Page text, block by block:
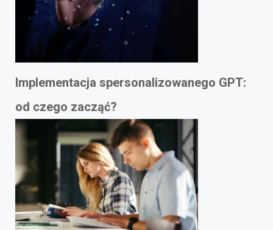
Implementacja spersonalizowanego GPT:
od czego zacząć?